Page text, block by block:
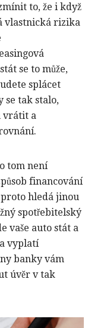
to, že i když
vlastnická rizika
se to může,
splácet
se tak stalo,
vrátit a
tom není
financování
hledá jinou
spotřebitelský
vaše auto stát a
vyplatí
banky vám
úvěr v tak